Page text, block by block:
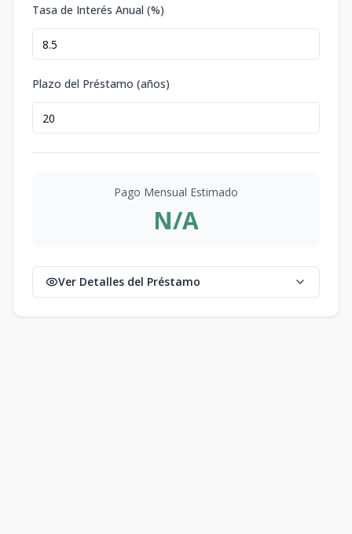
Tasa de Interés Anual (%)
Plazo del Préstamo (años)
Pago Mensual Estimado
N/A
Ver Detalles del Préstamo